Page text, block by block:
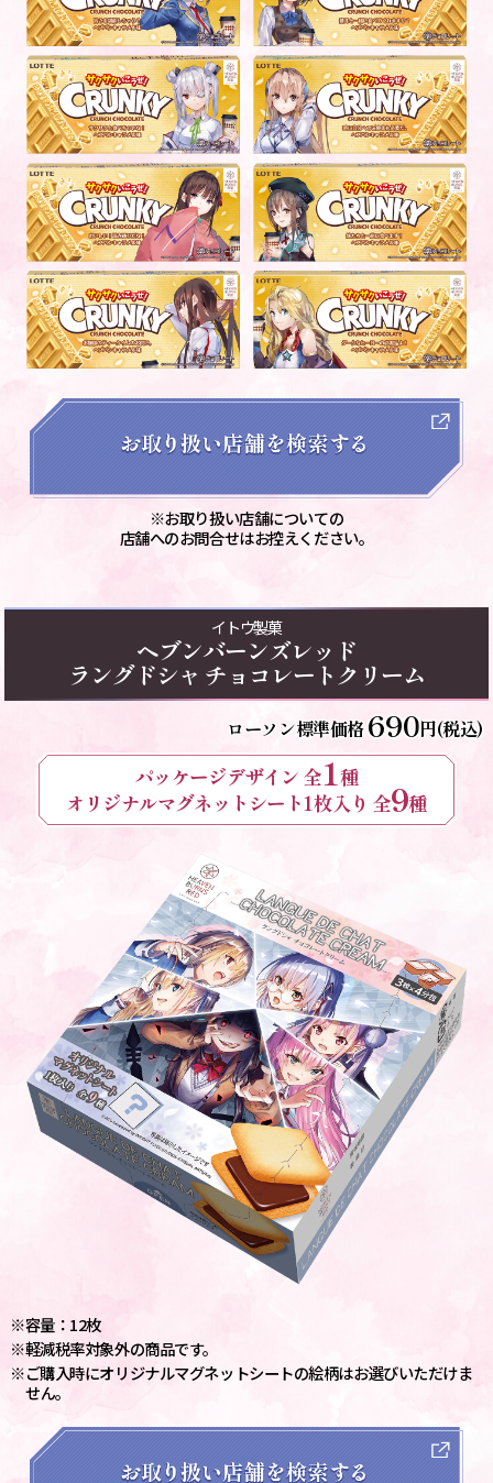
※お取り扱い店舗についての
店舗へのお問合せはお控えください。
イトウ製菓
ヘブンバーンズレッド
ラングドシャ チョコレートクリーム
ローソン標準価格690円(税込)
パッケージデザイン 全1種
オリジナルマグネットシート1枚入り 全9種
※容量：12枚
※軽減税率対象外の商品です。
※ご購入時にオリジナルマグネットシートの絵柄はお選びいただけま
せん。